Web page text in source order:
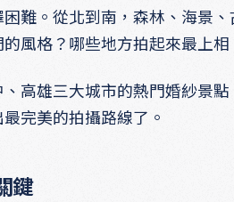
難。從北到南，森林、海景
風格？哪些地方拍起來最上相
高雄三大城市的熱門婚紗景
完美的拍攝路線了。
鍵